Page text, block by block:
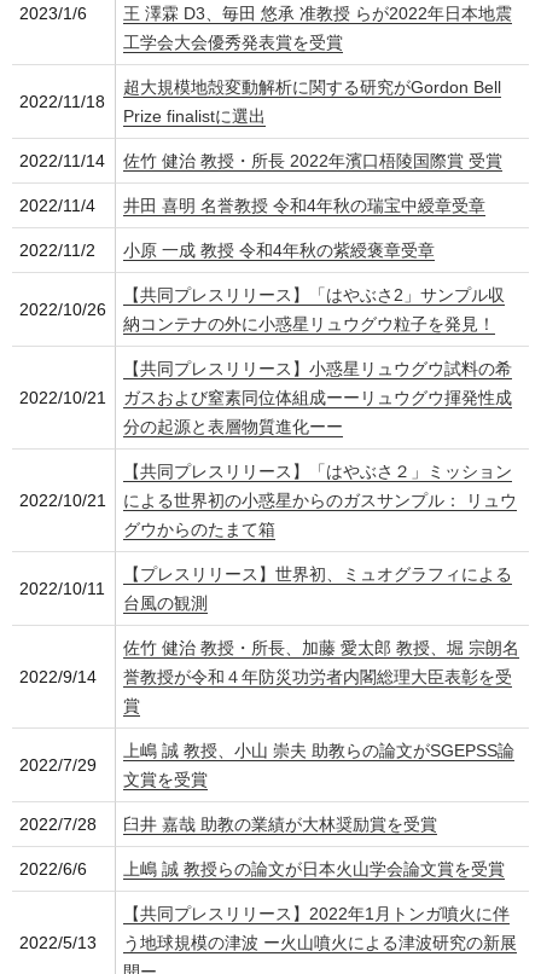
2023/1/6
王 澤霖 D3、毎田 悠承 准教授 らが2022年日本地震
工学会大会優秀発表賞を受賞
2022/11/18
超大規模地殻変動解析に関する研究がGordon Bell
Prize finalistに選出
2022/11/14 佐竹 健治 教授・所長 2022年濱口梧陵国際賞 受賞
2022/11/4 井田 喜明 名誉教授 令和4年秋の瑞宝中綬章受章
2022/11/2 小原 一成 教授 令和4年秋の紫綬褒章受章
2022/10/26
【共同プレスリリース】「はやぶさ2」サンプル収
納コンテナの外に小惑星リュウグウ粒子を発見！
2022/10/21
【共同プレスリリース】小惑星リュウグウ試料の希
ガスおよび窒素同位体組成ーーリュウグウ揮発性成
分の起源と表層物質進化ーー
2022/10/21
【共同プレスリリース】「はやぶさ２」ミッション
による世界初の小惑星からのガスサンプル： リュウ
グウからのたまて箱
2022/10/11
【プレスリリース】世界初、ミュオグラフィによる
台風の観測
2022/9/14
佐竹 健治 教授・所長、加藤 愛太郎 教授、堀 宗朗名
誉教授が令和４年防災功労者内閣総理大臣表彰を受
賞
2022/7/29
上嶋 誠 教授、小山 崇夫 助教らの論文がSGEPSS論
文賞を受賞
2022/7/28 臼井 嘉哉 助教の業績が大林奨励賞を受賞
2022/6/6 上嶋 誠 教授らの論文が日本火山学会論文賞を受賞
2022/5/13
【共同プレスリリース】2022年1月トンガ噴火に伴
う地球規模の津波 ー火山噴火による津波研究の新展